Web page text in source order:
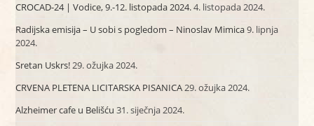
CROCAD-24 | Vodice, 9.-12. listopada 2024.4. listopada 2024.
Radijska emisija – U sobi s pogledom – Ninoslav Mimica9. lipnja
2024.
Sretan Uskrs!29. ožujka 2024.
CRVENA PLETENA LICITARSKA PISANICA29. ožujka 2024.
Alzheimer cafe u Belišću 31. siječnja 2024.